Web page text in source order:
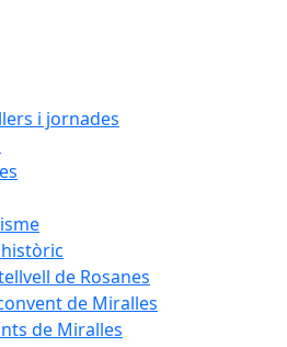
i jornades
de Rosanes
de Miralles
de Miralles